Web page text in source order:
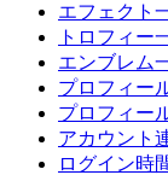
エフェクト
トロフィー
エンブレム
プロフィー
プロフィー
アカウント
ログイン時